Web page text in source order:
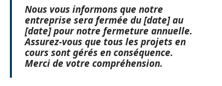
Nous vous informons que notre
entreprise sera fermée du [date] au
[date] pour notre fermeture annuelle.
Assurez-vous que tous les projets en
cours sont gérés en conséquence.
Merci de votre compréhension.